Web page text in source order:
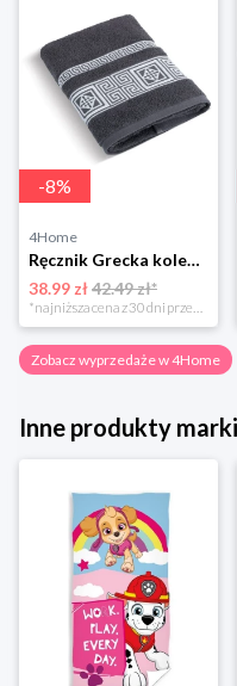
-8%
4Home
Ręcznik Grecka kolekcja ciemnoszary, 50 x 100 cm, 50 x 100 cm Bellatex
38.99 zł42.49 zł*
Zobacz wyprzedaże w 4Home
Inne produkty